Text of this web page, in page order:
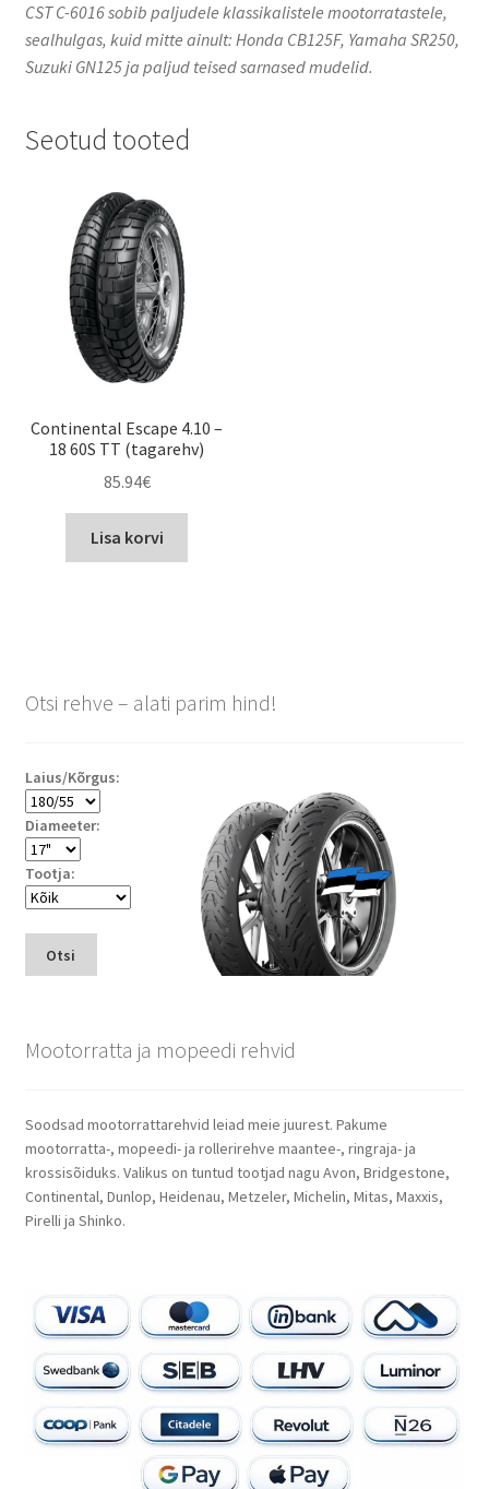
CST C-6016 sobib paljudele klassikalistele mootorratastele,
sealhulgas, kuid mitte ainult: Honda CB125F, Yamaha SR250,
Suzuki GN125 ja paljud teised sarnased mudelid.
Seotud tooted
Continental Escape 4.10 –
18 60S TT (tagarehv)
85.94€
Lisa korvi
Otsi rehve – alati parim hind!
Laius/Kõrgus:
Diameeter:
Tootja:
Otsi
Mootorratta ja mopeedi rehvid
Soodsad mootorrattarehvid leiad meie juurest. Pakume
mootorratta-, mopeedi- ja rollerirehve maantee-, ringraja- ja
krossisõiduks. Valikus on tuntud tootjad nagu Avon, Bridgestone,
Continental, Dunlop, Heidenau, Metzeler, Michelin, Mitas, Maxxis,
Pirelli ja Shinko.